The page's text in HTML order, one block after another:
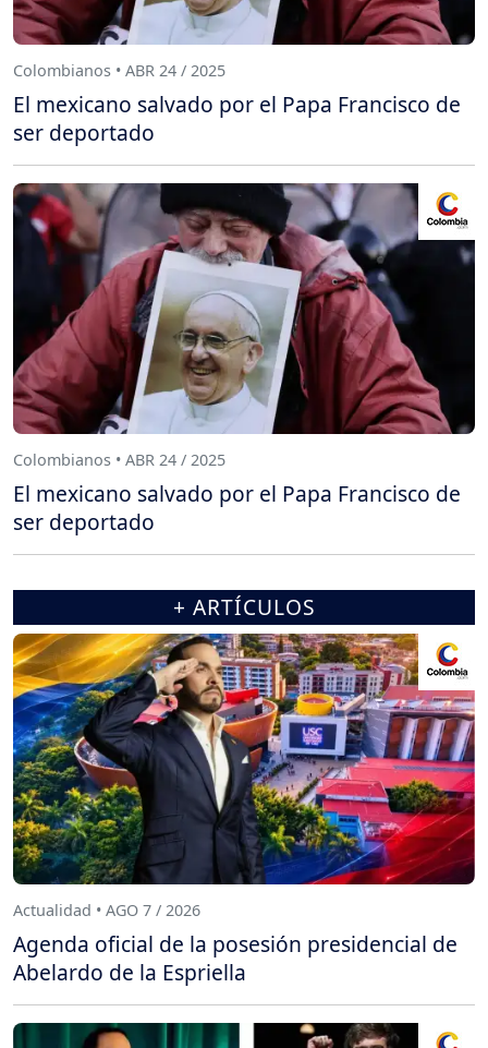
Colombianos • ABR 24 / 2025
El mexicano salvado por el Papa Francisco de
ser deportado
Colombianos • ABR 24 / 2025
El mexicano salvado por el Papa Francisco de
ser deportado
+ ARTÍCULOS
Actualidad • AGO 7 / 2026
Agenda oficial de la posesión presidencial de
Abelardo de la Espriella